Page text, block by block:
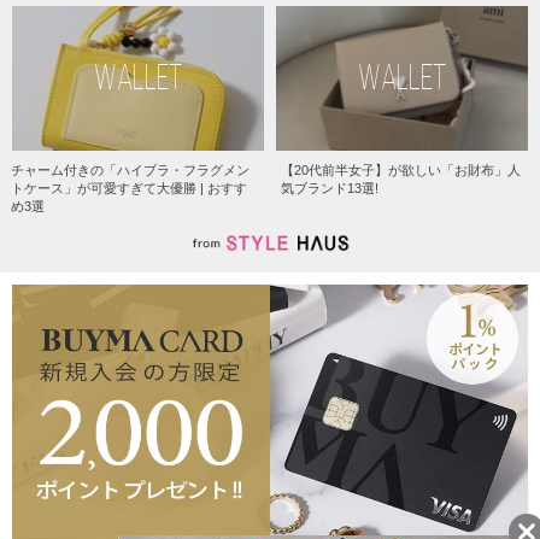
WALLET
チャーム付きの「ハイブラ・フラグメン
トケース」が可愛すぎて大優勝 | おすす
め3選
WALLET
【20代前半女子】が欲しい「お財布」人
気ブランド13選!